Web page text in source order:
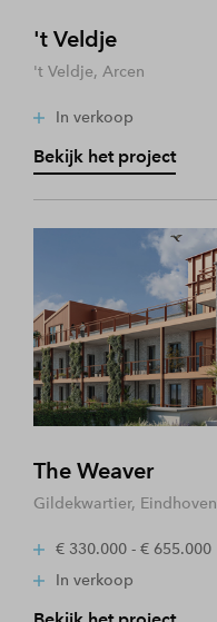
't Veldje
't Veldje, Arcen
In verkoop
Bekijk het project
The Weaver
Gildekwartier, Eindhoven
€ 330.000 - € 655.000
In verkoop